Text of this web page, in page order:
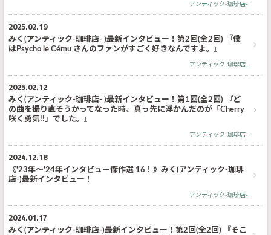
アンティック-珈琲店-
2025.02.19
みく(アンティック-珈琲店- )最新インタビュー！第2回(全2回) 『僕
はPsycho le Cému さんのファンがすごく好きなんですよ。』
アンティック-珈琲店-
2025.02.12
みく(アンティック-珈琲店- )最新インタビュー！第1回(全2回) 『ど
の曲を撮り直そうかってなった時、真っ先に浮かんだのが「Cherry
咲く勇気!!」でした。』
アンティック-珈琲店-
2024.12.18
《'23年～'24年インタビュー傑作選 16！》みく(アンティック-珈琲
店-)最新インタビュー！
アンティック-珈琲店-
2024.01.17
みく(アンティック-珈琲店-)最新インタビュー！第2回(全2回) 『そこ